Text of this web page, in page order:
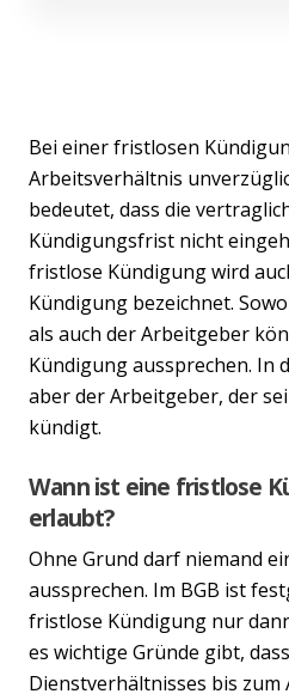
Bei einer fristlosen
Arbeitsverhältnis
bedeutet, dass die
Kündigungsfrist nicht
fristlose Kündigung wird
Kündigung bezeichnet.
als auch der Arbeitgeber
Kündigung aussprechen. In
aber der Arbeitgeber, der
kündigt.
Wann ist eine fristlose
erlaubt?
Ohne Grund darf niemand
aussprechen. Im BGB ist
fristlose Kündigung nur
es wichtige Gründe gibt,
Dienstverhältnisses bis zum